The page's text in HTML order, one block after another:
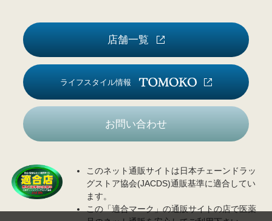
店舗一覧
ライフスタイル情報
お問い合わせ
このネット通販サイトは日本チェーンドラッ
グストア協会(JACDS)通販基準に適合してい
ます。
この「適合マーク」の通販サイトの店で医薬